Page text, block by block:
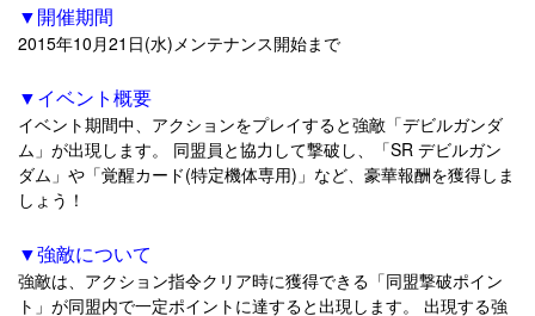
▼開催期間
2015年10月21日(水)メンテナンス開始まで
▼イベント概要
イベント期間中、アクションをプレイすると強敵「デビルガンダ
ム」が出現します。 同盟員と協力して撃破し、「SR デビルガン
ダム」や「覚醒カード(特定機体専用)」など、豪華報酬を獲得しま
しょう！
▼強敵について
強敵は、アクション指令クリア時に獲得できる「同盟撃破ポイン
ト」が同盟内で一定ポイントに達すると出現します。 出現する強